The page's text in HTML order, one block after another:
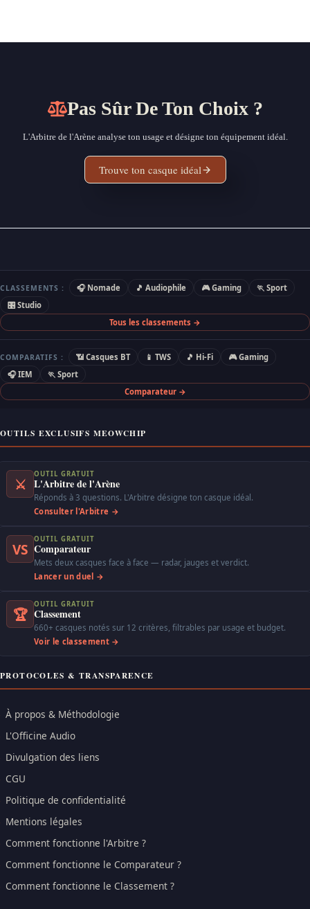
Pas Sûr De Ton Choix ?
L'Arbitre de l'Arène analyse ton usage et désigne ton équipement idéal.
Trouve ton casque idéal
CLASSEMENTS : 🎧 Nomade 🎵 Audiophile 🎮 Gaming
🏃 Sport
🎛 Studio
Tous les classements →
COMPARATIFS : 📶 Casques BT 📱 TWS 🎵 Hi-Fi
🎮 Gaming
🎧 IEM
🏃 Sport
Comparateur →
OUTILS EXCLUSIFS MEOWCHIP
⚔
OUTIL GRATUIT
L'Arbitre de l'Arène
Réponds à 3 questions. L'Arbitre désigne ton casque idéal.
Consulter l'Arbitre →
VS
OUTIL GRATUIT
Comparateur
Mets deux casques face à face — radar, jauges et verdict.
Lancer un duel →
🏆
OUTIL GRATUIT
Classement
660+ casques notés sur 12 critères, filtrables par usage et budget.
Voir le classement →
PROTOCOLES & TRANSPARENCE
À propos & Méthodologie
L'Officine Audio
Divulgation des liens
CGU
Politique de confidentialité
Mentions légales
Comment fonctionne l'Arbitre ?
Comment fonctionne le Comparateur ?
Comment fonctionne le Classement ?